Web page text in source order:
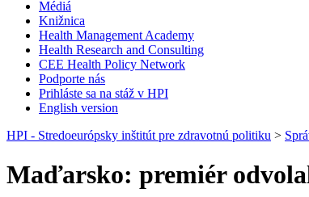
Médiá
Knižnica
Health Management Academy
Health Research and Consulting
CEE Health Policy Network
Podporte nás
Prihláste sa na stáž v HPI
English version
HPI - Stredoeurópsky inštitút pre zdravotnú politiku >
Maďarsko: premiér